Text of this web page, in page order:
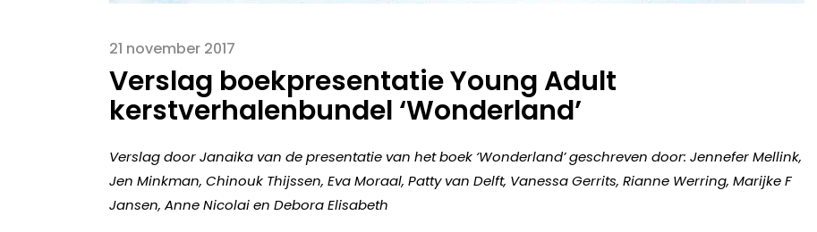
21 november 2017
Verslag boekpresentatie Young Adult
kerstverhalenbundel ‘Wonderland’
Verslag door Janaika van de presentatie van het boek ‘Wonderland’ geschreven door: Jennefer Mellink,
Jen Minkman, Chinouk Thijssen, Eva Moraal, Patty van Delft, Vanessa Gerrits, Rianne Werring, Marijke F
Jansen, Anne Nicolai en Debora Elisabeth